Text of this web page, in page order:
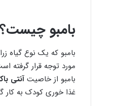
بامبو چیست؟
بامبو که یک نوع گیاه
مورد توجه قرار گرفته
بامبو از خاصیت آنتی
غذا خوری کودک به کار